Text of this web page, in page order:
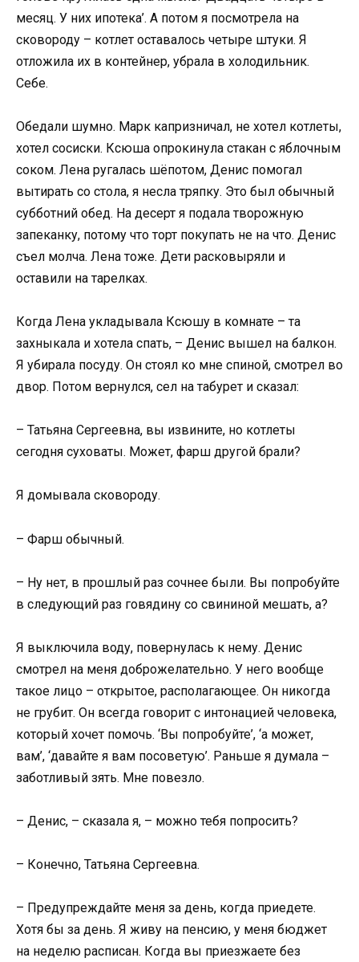
месяц. У них ипотека’. А потом я посмотрела на
сковороду – котлет оставалось четыре штуки. Я
отложила их в контейнер, убрала в холодильник.
Себе.
Обедали шумно. Марк капризничал, не хотел котлеты,
хотел сосиски. Ксюша опрокинула стакан с яблочным
соком. Лена ругалась шёпотом, Денис помогал
вытирать со стола, я несла тряпку. Это был обычный
субботний обед. На десерт я подала творожную
запеканку, потому что торт покупать не на что. Денис
съел молча. Лена тоже. Дети расковыряли и
оставили на тарелках.
Когда Лена укладывала Ксюшу в комнате – та
захныкала и хотела спать, – Денис вышел на балкон.
Я убирала посуду. Он стоял ко мне спиной, смотрел во
двор. Потом вернулся, сел на табурет и сказал:
– Татьяна Сергеевна, вы извините, но котлеты
сегодня суховаты. Может, фарш другой брали?
Я домывала сковороду.
– Фарш обычный.
– Ну нет, в прошлый раз сочнее были. Вы попробуйте
в следующий раз говядину со свининой мешать, а?
Я выключила воду, повернулась к нему. Денис
смотрел на меня доброжелательно. У него вообще
такое лицо – открытое, располагающее. Он никогда
не грубит. Он всегда говорит с интонацией человека,
который хочет помочь. ‘Вы попробуйте’, ‘а может,
вам’, ‘давайте я вам посоветую’. Раньше я думала –
заботливый зять. Мне повезло.
– Денис, – сказала я, – можно тебя попросить?
– Конечно, Татьяна Сергеевна.
– Предупреждайте меня за день, когда приедете.
Хотя бы за день. Я живу на пенсию, у меня бюджет
на неделю расписан. Когда вы приезжаете без